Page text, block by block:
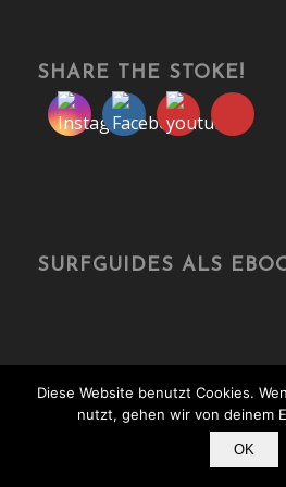
SHARE THE STOKE!
SURFGUIDES ALS
© Copyright - travelonboards.de
Media Kit
Diese Website benutzt Cookies.
nutzt, gehen wir von deinem
OK